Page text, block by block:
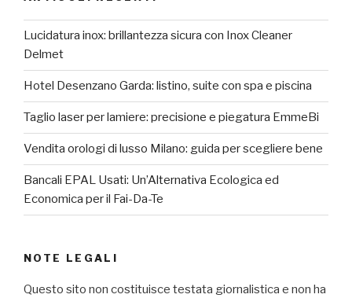
Lucidatura inox: brillantezza sicura con Inox Cleaner
Delmet
Hotel Desenzano Garda: listino, suite con spa e piscina
Taglio laser per lamiere: precisione e piegatura EmmeBi
Vendita orologi di lusso Milano: guida per scegliere bene
Bancali EPAL Usati: Un’Alternativa Ecologica ed
Economica per il Fai-Da-Te
NOTE LEGALI
Questo sito non costituisce testata giornalistica e non ha